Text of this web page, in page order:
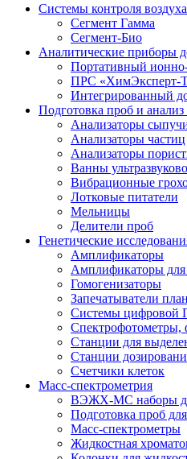
Системы контроля воздуха
Сегмент Гамма
Сегмент-Био
Аналитические приборы
Портативный
ПРС «ХимЭксперт-
Интегрированный
Подготовка проб и анализ
Анализаторы
Анализаторы частиц
Анализаторы
Ванны
Вибрационные
Лотковые питатели
Мельницы
Делители проб
Генетические
Амплификаторы
Амплификаторы
Гомогенизаторы
Запечатыватели
Системы цифровой
Спектрофотометры,
Станции для
Станции
Счетчики клеток
Масс-спектрометрия
ВЭЖХ-МС наборы
Подготовка проб
Масс-спектрометры
Жидкостная